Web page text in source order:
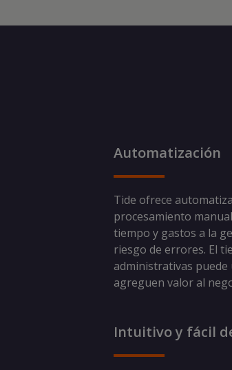
Automatización
Tide ofrece
procesamiento
tiempo y gastos a la
riesgo de errores. El
administrativas
agreguen valor al
Intuitivo y fácil